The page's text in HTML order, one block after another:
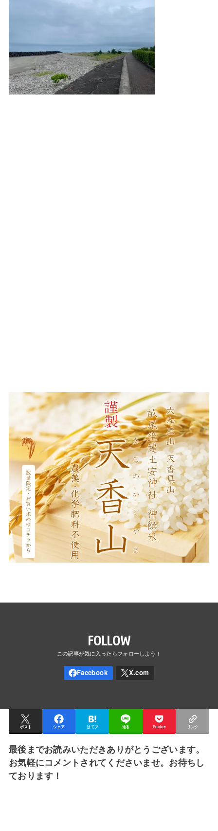
FOLLOW
ポスト シェア はてブ 送る Pocket リンク
最後までお読みいただきありがとうございます。
お気軽にコメントされてくださいませ。お待ちし
ております！